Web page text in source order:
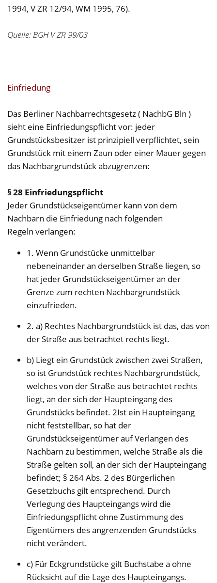
1994, V ZR 12/94, WM 1995, 76).
Quelle: BGH V ZR 99/03
Einfriedung
Das Berliner Nachbarrechtsgesetz ( NachbG Bln )
sieht eine Einfriedungspflicht vor: jeder
Grundstücksbesitzer ist prinzipiell verpflichtet, sein
Grundstück mit einem Zaun oder einer Mauer gegen
das Nachbargrundstück abzugrenzen:
§ 28 Einfriedungspflicht
Jeder Grundstückseigentümer kann von dem
Nachbarn die Einfriedung nach folgenden
Regeln verlangen:
1. Wenn Grundstücke unmittelbar
nebeneinander an derselben Straße liegen, so
hat jeder Grundstückseigentümer an der
Grenze zum rechten Nachbargrundstück
einzufrieden.
2. a) Rechtes Nachbargrundstück ist das, das von
der Straße aus betrachtet rechts liegt.
b) Liegt ein Grundstück zwischen zwei Straßen,
so ist Grundstück rechtes Nachbargrundstück,
welches von der Straße aus betrachtet rechts
liegt, an der sich der Haupteingang des
Grundstücks befindet. 2Ist ein Haupteingang
nicht feststellbar, so hat der
Grundstückseigentümer auf Verlangen des
Nachbarn zu bestimmen, welche Straße als die
Straße gelten soll, an der sich der Haupteingang
befindet; § 264 Abs. 2 des Bürgerlichen
Gesetzbuchs gilt entsprechend. Durch
Verlegung des Haupteingangs wird die
Einfriedungspflicht ohne Zustimmung des
Eigentümers des angrenzenden Grundstücks
nicht verändert.
c) Für Eckgrundstücke gilt Buchstabe a ohne
Rücksicht auf die Lage des Haupteingangs.